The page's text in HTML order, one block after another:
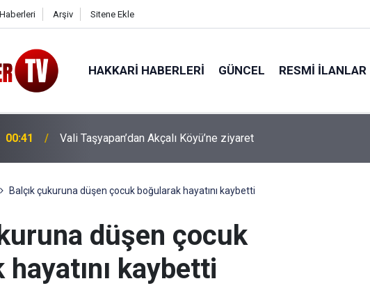
Arşiv Sitene Ekle
HAKKARI HABERLERI GÜNCEL RESMI İLANLAR
00:37 Vali Taşyapan Akbulut Köyü’nü ziyaret etti
Balçık çukuruna düşen çocuk boğularak hayatını kaybetti
düşen çocuk
hayatını kaybetti